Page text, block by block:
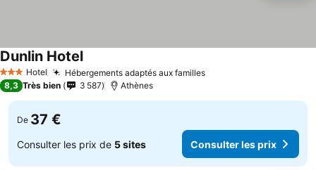
3 ÉtoilesHotel Hébergements adaptés aux familles
Dunlin Hotel
8,3 Très bien 3 587 Athènes
De 37 €
Consulter les prix de 5 sites Consulter les prix